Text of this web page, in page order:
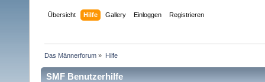
Übersicht Hilfe Gallery Einloggen Registrieren
Das Männerforum » Hilfe
SMF Benutzerhilfe